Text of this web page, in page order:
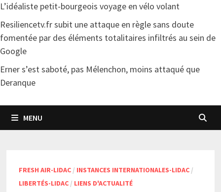
L’idéaliste petit-bourgeois voyage en vélo volant
Resiliencetv.fr subit une attaque en règle sans doute
fomentée par des éléments totalitaires infiltrés au sein de
Google
Erner s’est saboté, pas Mélenchon, moins attaqué que
Deranque
MENU
FRESH AIR-LIDAC/ INSTANCES INTERNATIONALES-LIDAC/
LIBERTÉS-LIDAC/ LIENS D'ACTUALITÉ